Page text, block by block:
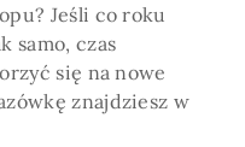
na 2026
SZUKAJ
Jeśli co roku
samo, czas
się na nowe
znajdziesz w